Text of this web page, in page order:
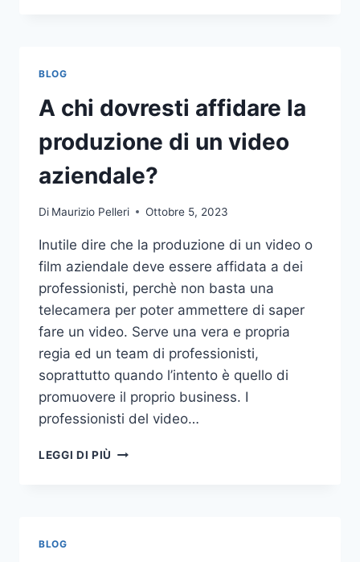
NELLE
SCOMMESSE
SPORTIVE
ONLINE
BLOG
A chi dovresti affidare la
produzione di un video
aziendale?
Di Maurizio Pelleri Ottobre 5, 2023
Inutile dire che la produzione di un video o
film aziendale deve essere affidata a dei
professionisti, perchè non basta una
telecamera per poter ammettere di saper
fare un video. Serve una vera e propria
regia ed un team di professionisti,
soprattutto quando l’intento è quello di
promuovere il proprio business. I
professionisti del video…
LEGGI DI PIÙ
BLOG